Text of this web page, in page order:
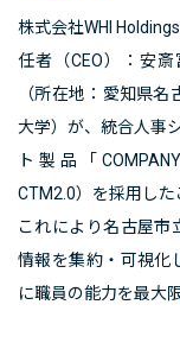
株式会社WHI
任者（CEO）：安
（所在地：愛知県
大学）が、統合人事
ト製品「COMPANY
CTM2.0）を採用した
これにより名古屋市
情報を集約・可視化
に職員の能力を最大